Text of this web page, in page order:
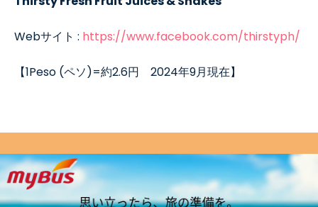
Webサイト : https://www.facebook.com/thirstyph/
【1Peso (ペソ)=約2.6円 2024年9月現在】